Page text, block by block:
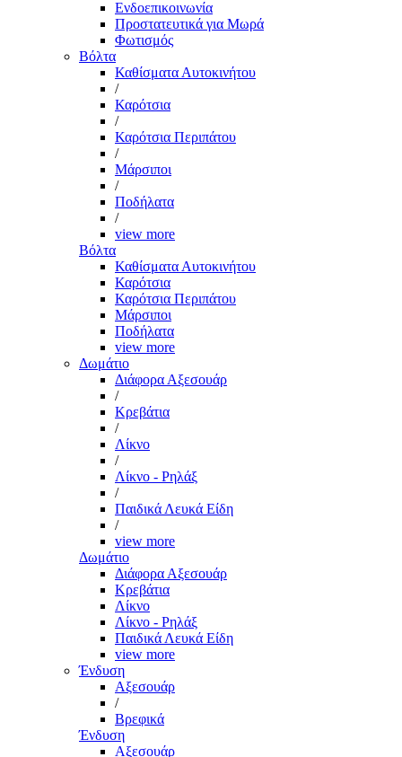
Ενδοεπικοινωνία
Προστατευτικά για Μωρά
Φωτισμός
Βόλτα
Καθίσματα Αυτοκινήτου
/
Καρότσια
/
Καρότσια Περιπάτου
/
Μάρσιποι
/
Ποδήλατα
/
view more
Βόλτα
Καθίσματα Αυτοκινήτου
Καρότσια
Καρότσια Περιπάτου
Μάρσιποι
Ποδήλατα
view more
Δωμάτιο
Διάφορα Αξεσουάρ
/
Κρεβάτια
/
Λίκνο
/
Λίκνο - Ρηλάξ
/
Παιδικά Λευκά Είδη
/
view more
Δωμάτιο
Διάφορα Αξεσουάρ
Κρεβάτια
Λίκνο
Λίκνο - Ρηλάξ
Παιδικά Λευκά Είδη
view more
Ένδυση
Αξεσουάρ
/
Βρεφικά
Ένδυση
Αξεσουάρ